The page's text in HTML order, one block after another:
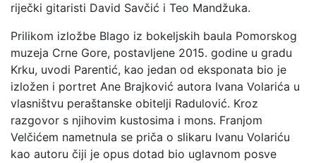
riječki gitaristi David Savčić i Teo Mandžuka.
Prilikom izložbe Blago iz bokeljskih baula Pomorskog
muzeja Crne Gore, postavljene 2015. godine u gradu
Krku, uvodi Parentić, kao jedan od eksponata bio je
izložen i portret Ane Brajković autora Ivana Volarića u
vlasništvu peraštanske obitelji Radulović. Kroz
razgovor s njihovim kustosima i mons. Franjom
Velčićem nametnula se priča o slikaru Ivanu Volariću
kao autoru čiji je opus dotad bio uglavnom posve